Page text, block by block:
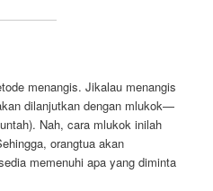
menangis. Jikalau menangis
dilanjutkan dengan mlukok—
Nah, cara mlukok inilah
orangtua akan
memenuhi apa yang diminta